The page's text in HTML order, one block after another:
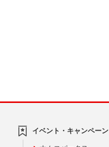
イベント・キャンペーン